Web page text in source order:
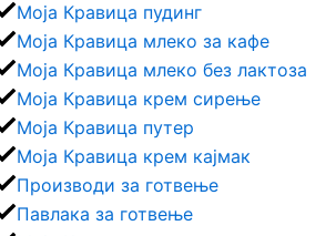
Моја Кравица пудинг
Моја Кравица млеко за кафе
Моја Кравица млеко без лактоза
Моја Кравица крем сирење
Моја Кравица путер
Моја Кравица крем кајмак
Производи за готвење
Павлака за готвење